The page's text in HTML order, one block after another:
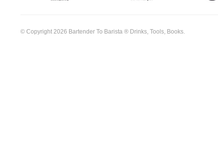
© Copyright 2026 Bartender To Barista ® Drinks, Tools, Books.